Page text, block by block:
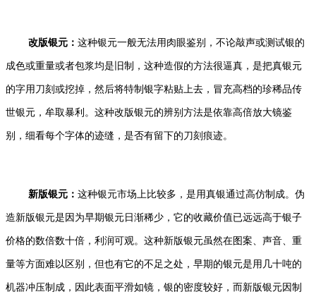
改版银元： 这种银元一般无法用肉眼鉴别，不论敲声或测试银的
成色或重量或者包浆均是旧制，这种造假的方法很逼真，是把真银元
的字用刀刻或挖掉，然后将特制银字粘贴上去，冒充高档的珍稀品传
世银元，牟取暴利。这种改版银元的辨别方法是依靠高倍放大镜鉴
别，细看每个字体的迹缝，是否有留下的刀刻痕迹。
新版银元： 这种银元市场上比较多，是用真银通过高仿制成。伪
造新版银元是因为早期银元日渐稀少，它的收藏价值已远远高于银子
价格的数倍数十倍，利润可观。这种新版银元虽然在图案、声音、重
量等方面难以区别，但也有它的不足之处，早期的银元是用几十吨的
机器冲压制成，因此表面平滑如镜，银的密度较好，而新版银元因制